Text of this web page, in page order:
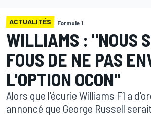
ACTUALITÉS Formule 1
WILLIAMS : "NOUS
FOUS DE NE PAS
L'OPTION OCON"
Alors que l'écurie Williams F1 a
annoncé que George Russell